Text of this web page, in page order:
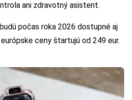
ani zdravotný asistent.
počas roka 2026 dostupné aj
ceny štartujú od 249 eur.